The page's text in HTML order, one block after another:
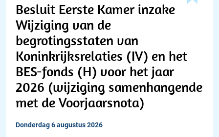
Besluit Eerste Kamer inzake
Wijziging van de
begrotingsstaten van
Koninkrijksrelaties (IV) en het
BES-fonds (H) voor het jaar
2026 (wijziging samenhangende
met de Voorjaarsnota)
donderdag 6 augustus 2026